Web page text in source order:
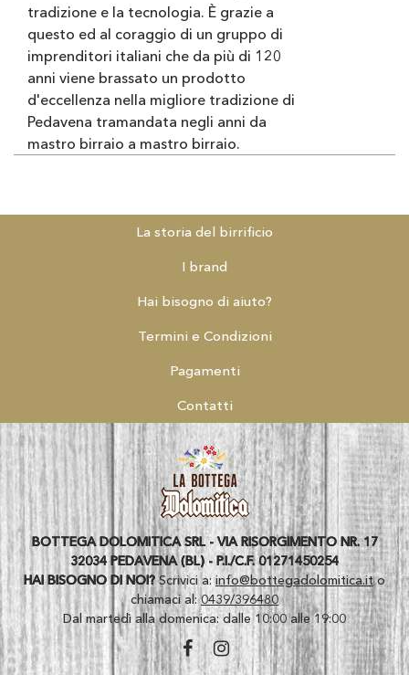
tradizione e la tecnologia. È grazie a
questo ed al coraggio di un gruppo di
imprenditori italiani che da più di 120
anni viene brassato un prodotto
d'eccellenza nella migliore tradizione di
Pedavena tramandata negli anni da
mastro birraio a mastro birraio.
La storia del birrificio
I brand
Hai bisogno di aiuto?
Termini e Condizioni
Pagamenti
Contatti
BOTTEGA DOLOMITICA SRL - VIA RISORGIMENTO NR. 17
32034 PEDAVENA (BL) - P.I./C.F. 01271450254
HAI BISOGNO DI NOI?Scrivici a:info@bottegadolomitica.ito
chiamaci al:0439/396480
Dal martedì alla domenica: dalle 10:00 alle 19:00